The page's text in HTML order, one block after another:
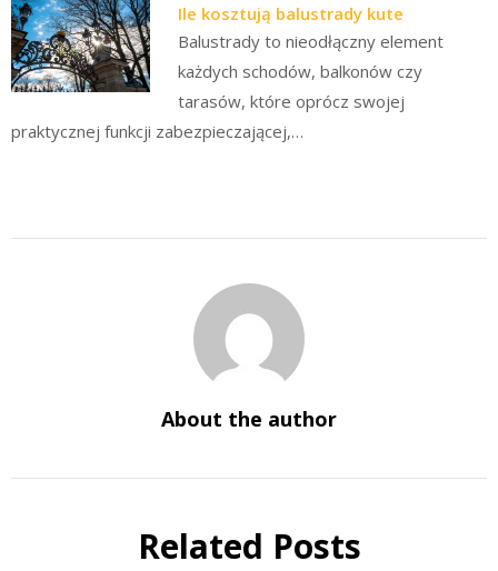
Ile kosztują balustrady kute
Balustrady to nieodłączny element
każdych schodów, balkonów czy
tarasów, które oprócz swojej
praktycznej funkcji zabezpieczającej,…
About the author
Related Posts